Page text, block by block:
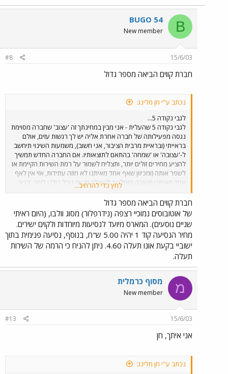
B
BUGO 54
New member
15/6/03
#8
חברת קווים הביאה מספר גדול
נכתב ע"י חן מלינג:
לגבי נקודה 5...
לגבי נקודה 5 שהעלית - אני מבין במחינתך זה 'עצוב' שחברה מסוימת
נגסה מפעילותה של חברה אחרת אליה יש לך רגשות עזים, אולם
בראייתי (ובראיית מרבית הציבור, אני חשוב), משמעות השינוי תיחשב
ל-'עצובה' או 'שמחה' בהתאם לתוצאותיו. אם החברה החדש תמשיך
להציע מחירים זולים יותר, ותצליח לשמור על רמת השירות הקיימת או
לשפר אותה (ומכיוון שאף אחד מאיתנו לא חוזה עתידות, אזי אין לאף
אחד מאיתנו תשובה מוחלטת לשאלה זו) אזי נוכל כולנו לומר 'ברוך
שפטרנו' מה-'מונופול' של 'דן' (שכמובן, הוחלף במונופול אחר). אני
מרשה לעצמי לכתוב את הנ"ל מתוך תקווה שלא תיקח אותם באופן
אישי, אלא בתור משקיף מהצד, שאין לו כל צל של סנטימנט לחברות
'דן' ו-'אגד' (לגבי האחרונה יש לי דווקא הרבה סנטימנטים שליליים,
אבל זה משהו אחר). אותי מה שמצער בהודעה הזו היא שקווים
שפועלים באיזור מטרופוליני מופעלים על-ידי אוטובוסים בין עירוניים
שאין בהם כלל נגישות לנכים ושאפילו לזקנים קשה לעלות עליהם.
ובאמת לא משנה לי אם יש להם לוגו של וולוו או של מרצדס על
הפגוש. מה דעתכם על הסטנדרטים שמציגות החברות החדשות
בשנה האחרונה? האם הרפורמה משתלמת לציבור או לא? (ואני לא
מתכוון לציבור חובבי האוטובוסים)
לחץ כדי להרחיב...
חברת קווים הביאה מספר גדול
של אוטובוסים נמוכיי רצפה (נידרפלור) מסוג וולבו, (היום ראיתי
שניים נוסעים). המארס מיועד לנסיעות מיוחדות ולקוים ישירים.
מחיר הנסיעה קוד 1 יהיה 5.00 ש"ח, בנוסף, נסיעה פנימית בתוך
ישוביי בקעת אונו תעלה 4.60. ניתן להניח כי הרמה של השירות
תעלה.
מ מסוף כרמלית
New member
15/6/03
#13
אני איתך, חן
נכתב ע"י חן מלינג: